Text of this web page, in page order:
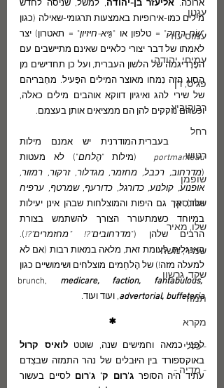
עגנון
עמוס עוז
עמיחי, יהודה
פגיס, דן
רביקוביץ
רחל
רטוש
שופמן
שלונסקי
שלו, מאיר
שמיר, משה
שקד, גרשון
תמוז
מקרא
- כללי -
- מדיה -
ארוכה. אליעזר בן-יהודה
"שָׂח-רחוק" = טלפון או "גֵּיא-חיזיון
וכשהם נזקקים להן הם ממציאים אותן בעצמם.
portmanteau
(מילות "הֶלחם
(
אופנוע, קולנוע, כדורגל, כדורעף, שמרטף, ערפיח
הרבים שלהן ("מדרחובים"?! "מחזמרים"?!
brunch, medicare, faction, fantabulous,
advertorial, buffeteria, ועוד ועוד.
*
לפני כמאה וחמישים שנה, שוטט לואיס קרול
עתיד היה הסופר ג'רום ק' ג'רום